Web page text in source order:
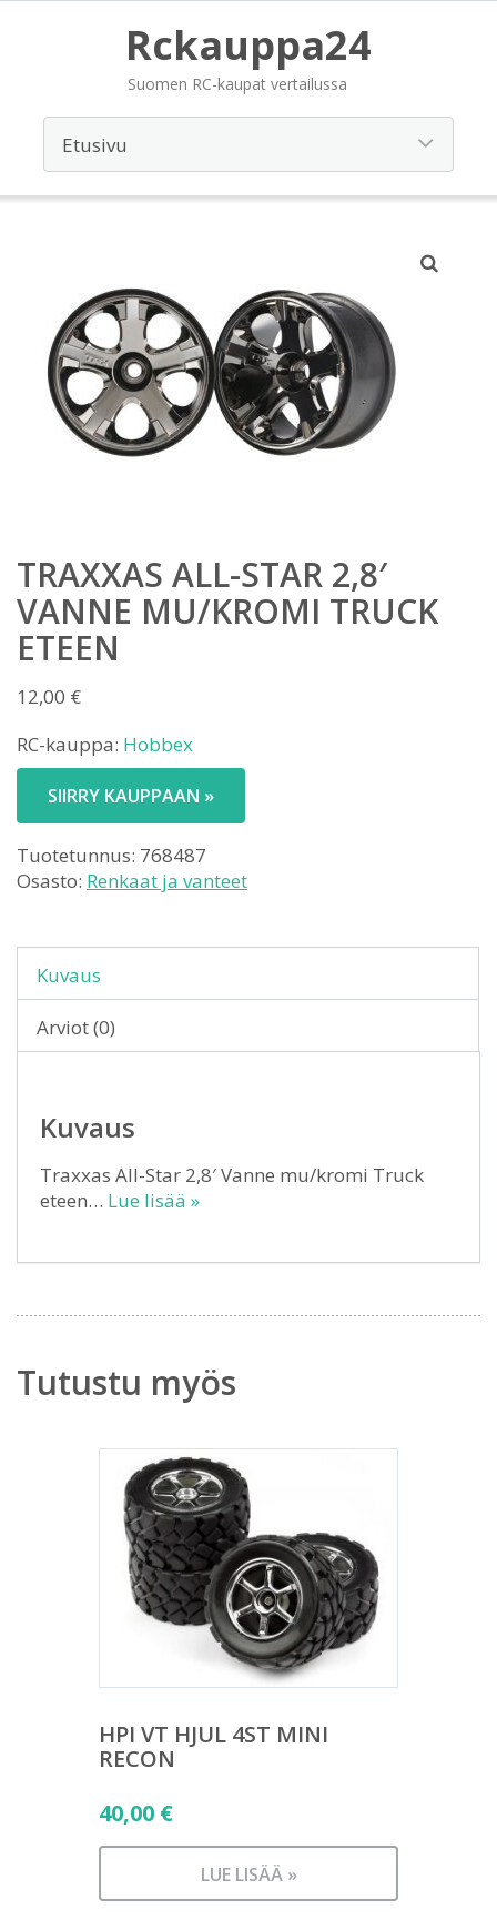
Rckauppa24
Suomen RC-kaupat vertailussa
TRAXXAS ALL-STAR 2,8′
VANNE MU/KROMI TRUCK
ETEEN
12,00 €
RC-kauppa: Hobbex
SIIRRY KAUPPAAN »
Tuotetunnus: 768487
Osasto: Renkaat ja vanteet
Kuvaus
Arviot (0)
Kuvaus
Traxxas All-Star 2,8′ Vanne mu/kromi Truck
eteen… Lue lisää »
Tutustu myös
HPI VT HJUL 4ST MINI
RECON
40,00 €
LUE LISÄÄ »